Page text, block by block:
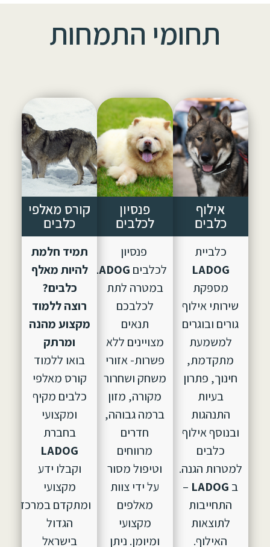
תחומי התמחות
אילוף
כלבים
כלביית
LADOG
מספקת
שירותי אילוף
גורים ובוגרים
למשמעת
מתקדמת,
חינוך, פתרון
בעיות
התנהגות
ובנוסף אילוף
כלבים
למטרות הגנה.
ב LADOG
–
התחייבות
לתוצאות
האילוף.
פנסיון
לכלבים
פנסיון
לכלבים LADOG, הוקם
במטרה לתת
לכלבכם
תנאים
מצויינים ללא
פשרות- אזורי
משחק ושחרור
מקורה, מזון
ברמה גבוהה,
חדרים
מרווחים
וטיפול מסור
על ידי צוות
מאלפים
מקצועי
ומיומן. ניתן
קורס מאלפי
כלבים
תמיד חלמת
להיות מאלף
כלבים?
רוצה ללמוד
מקצוע מהנה
ומרתק
בואו ללמוד
קורס מאלפי
כלבים מקיף
ומקצועי
בחברת
LADOG
וקבלו ידע
מקצועי
ומתקדם במרכז
הגדול
בישראל